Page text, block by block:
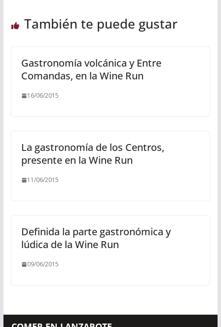
También te puede gustar
Gastronomía volcánica y Entre
Comandas, en la Wine Run
16/06/2015
La gastronomía de los Centros,
presente en la Wine Run
11/06/2015
Definida la parte gastronómica y
lúdica de la Wine Run
09/06/2015